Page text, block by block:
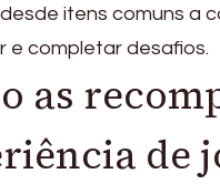
desde itens comuns a
e completar desafios.
as
de